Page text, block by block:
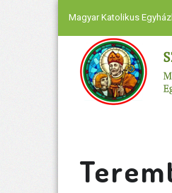
Magyar Katolikus